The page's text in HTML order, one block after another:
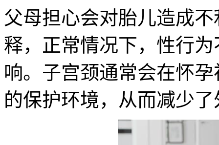
父母担心会对胎儿造成
释，正常情况下，性行
响。子宫颈通常会在怀
的保护环境，从而减少